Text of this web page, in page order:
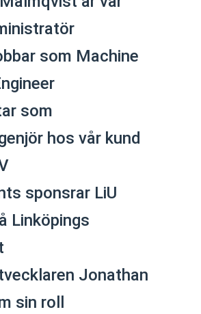
som Machine
som
hos vår kund
sponsrar LiU
Linköpings
Jonathan
sin roll